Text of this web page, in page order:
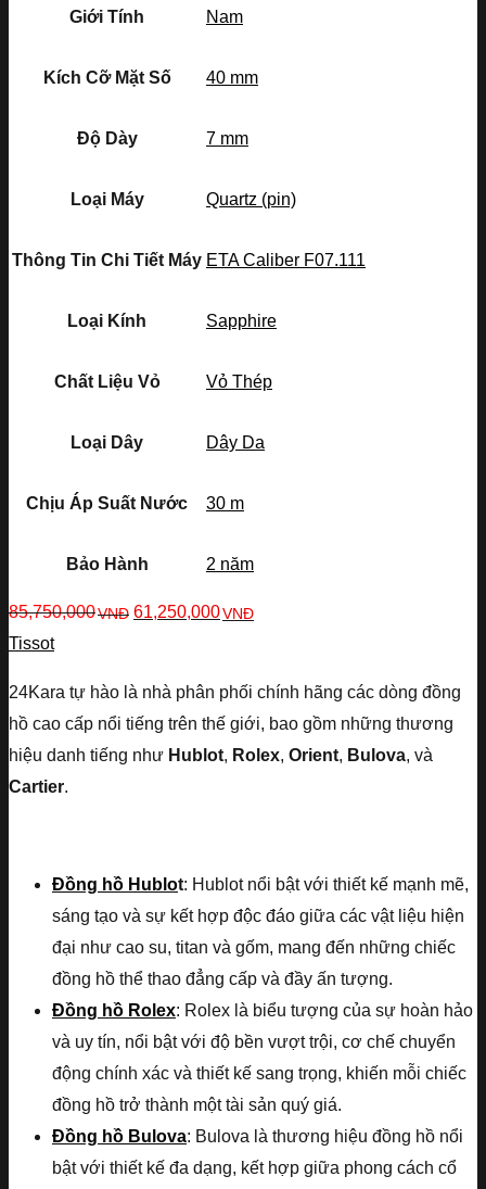
Giới Tính Nam
Kích Cỡ Mặt Số 40 mm
Độ Dày 7 mm
Loại Máy Quartz (pin)
Thông Tin Chi Tiết Máy ETA Caliber F07.111
Loại Kính Sapphire
Chất Liệu Vỏ Vỏ Thép
Loại Dây Dây Da
Chịu Áp Suất Nước 30 m
Bảo Hành 2 năm
85,750,000VNĐ 61,250,000VNĐ
Tissot
24Kara tự hào là nhà phân phối chính hãng các dòng đồng
hồ cao cấp nổi tiếng trên thế giới, bao gồm những thương
hiệu danh tiếng như Hublot, Rolex, Orient, Bulova, và
Cartier.
Đồng hồ Hublot: Hublot nổi bật với thiết kế mạnh mẽ,
sáng tạo và sự kết hợp độc đáo giữa các vật liệu hiện
đại như cao su, titan và gốm, mang đến những chiếc
đồng hồ thể thao đẳng cấp và đầy ấn tượng.
Đồng hồ Rolex: Rolex là biểu tượng của sự hoàn hảo
và uy tín, nổi bật với độ bền vượt trội, cơ chế chuyển
động chính xác và thiết kế sang trọng, khiến mỗi chiếc
đồng hồ trở thành một tài sản quý giá.
Đồng hồ Bulova: Bulova là thương hiệu đồng hồ nổi
bật với thiết kế đa dạng, kết hợp giữa phong cách cổ